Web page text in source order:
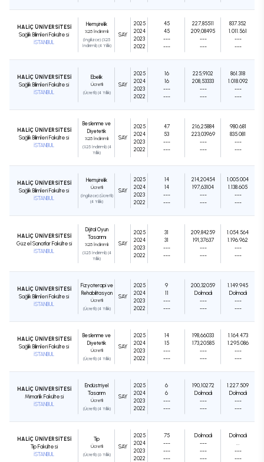
HALİÇ ÜNİVERSİTESİ
Sağlık Bilimleri Fakültesi
İSTANBUL
Hemşirelik
%25 İndirimli
(İngilizce) (%25
İndirimli) (4 Yıllık)
SAY
2025
2024
2023
2022
45
45
---
---
227,85511
209,08495
---
---
837.352
1.011.561
---
---
HALİÇ ÜNİVERSİTESİ
Sağlık Bilimleri Fakültesi
İSTANBUL
Ebelik
Ücretli
(Ücretli) (4 Yıllık)
SAY
2025
2024
2023
2022
16
16
---
---
225,9102
208,53333
---
---
861.318
1.018.092
---
---
HALİÇ ÜNİVERSİTESİ
Sağlık Bilimleri Fakültesi
İSTANBUL
Beslenme ve
Diyetetik
%25 İndirimli
(%25 İndirimli) (4
Yıllık)
SAY
2025
2024
2023
2022
47
53
---
---
216,25884
223,03969
---
---
980.681
835.081
---
---
HALİÇ ÜNİVERSİTESİ
Sağlık Bilimleri Fakültesi
İSTANBUL
Hemşirelik
Ücretli
(İngilizce) (Ücretli)
(4 Yıllık)
SAY
2025
2024
2023
2022
14
14
---
---
214,20454
197,63104
---
---
1.005.004
1.138.605
---
---
HALİÇ ÜNİVERSİTESİ
Güzel Sanatlar Fakültesi
İSTANBUL
Dijital Oyun
Tasarımı
%25 İndirimli
(%25 İndirimli) (4
Yıllık)
SAY
2025
2024
2023
2022
31
31
---
---
209,84259
191,37637
---
---
1.054.564
1.196.962
---
---
HALİÇ ÜNİVERSİTESİ
Sağlık Bilimleri Fakültesi
İSTANBUL
Fizyoterapi ve
Rehabilitasyon
Ücretli
(Ücretli) (4 Yıllık)
SAY
2025
2024
2023
2022
9
11
---
---
200,32059
Dolmadı
---
---
1.149.945
Dolmadı
---
---
HALİÇ ÜNİVERSİTESİ
Sağlık Bilimleri Fakültesi
İSTANBUL
Beslenme ve
Diyetetik
Ücretli
(Ücretli) (4 Yıllık)
SAY
2025
2024
2023
2022
14
15
---
---
198,66033
173,20585
---
---
1.164.473
1.295.086
---
---
HALİÇ ÜNİVERSİTESİ
Mimarlık Fakültesi
İSTANBUL
Endüstriyel
Tasarım
Ücretli
(Ücretli) (4 Yıllık)
SAY
2025
2024
2023
2022
6
6
---
---
190,10272
Dolmadı
---
---
1.227.509
Dolmadı
---
---
HALİÇ ÜNİVERSİTESİ
Tıp Fakültesi
İSTANBUL
Tıp
Ücretli
(Ücretli) (6 Yıllık)
SAY
2025
2024
2023
2022
75
---
---
---
Dolmadı
---
---
---
Dolmadı
---
---